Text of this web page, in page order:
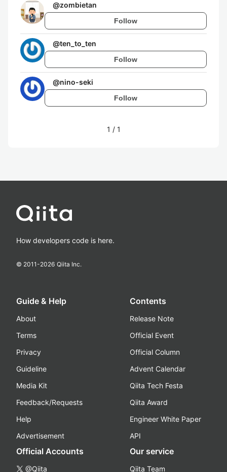
@zombietan
Follow
@ten_to_ten
Follow
@nino-seki
Follow
1 / 1
How developers code is here.
© 2011-2026 Qiita Inc.
Guide & Help
About
Terms
Privacy
Guideline
Media Kit
Feedback/Requests
Help
Advertisement
Contents
Release Note
Official Event
Official Column
Advent Calendar
Qiita Tech Festa
Qiita Award
Engineer White Paper
API
Official Accounts
@Qiita
Our service
Qiita Team